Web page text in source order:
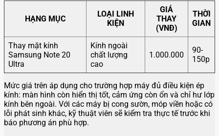
HẠNG MỤC
LOẠI LINH
KIỆN
GIÁ
THAY
(VNĐ)
THỜI
GIAN
Thay mặt kính
Samsung Note 20
Ultra
Kính ngoài
chất lượng
cao
1.000.000
90-
150p
Mức giá trên áp dụng cho trường hợp máy đủ điều kiện ép
kính: màn hình còn hiển thị tốt, cảm ứng còn ổn và chỉ hư lớp
kính bên ngoài. Với các máy bị cong sườn, móp viền hoặc có
lỗi phát sinh khác, kỹ thuật viên sẽ kiểm tra thực tế trước khi
báo phương án phù hợp.